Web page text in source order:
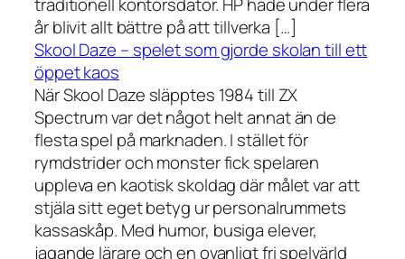
traditionell kontorsdator. HP hade under flera
år blivit allt bättre på att tillverka […]
Skool Daze – spelet som gjorde skolan till ett
öppet kaos
När Skool Daze släpptes 1984 till ZX
Spectrum var det något helt annat än de
flesta spel på marknaden. I stället för
rymdstrider och monster fick spelaren
uppleva en kaotisk skoldag där målet var att
stjäla sitt eget betyg ur personalrummets
kassaskåp. Med humor, busiga elever,
jagande lärare och en ovanligt fri spelvärld